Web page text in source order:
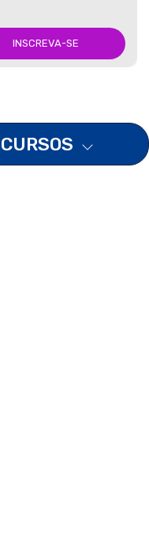
INSCREVA-SE